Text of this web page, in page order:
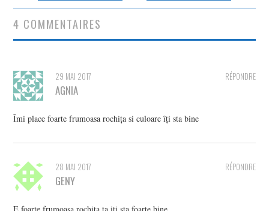
4 COMMENTAIRES
RÉPONDRE
29 MAI 2017
AGNIA
Îmi place foarte frumoasa rochița si culoare îți sta bine
RÉPONDRE
28 MAI 2017
GENY